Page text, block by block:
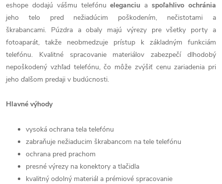
eshope dodajú vášmu telefónueleganciu aspoľahlivo ochránia
jeho telo pred nežiadúcim poškodením, nečistotami a
škrabancami. Púzdra a obaly majú výrezy pre všetky porty a
fotoaparát, takže neobmedzuje prístup k základným funkciám
telefónu. Kvalitné spracovanie materiálov zabezpečí dlhodobý
nepoškodený vzhľad telefónu, čo môže zvýšiť cenu zariadenia pri
jeho ďalšom predaji v budúcnosti.
Hlavné výhody
vysoká ochrana tela telefónu
zabraňuje nežiaducim škrabancom na tele telefónu
ochrana pred prachom
presné výrezy na konektory a tlačidla
kvalitný odolný materiál a prémiové spracovanie